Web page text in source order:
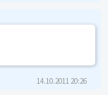
14.10.2011 20:26